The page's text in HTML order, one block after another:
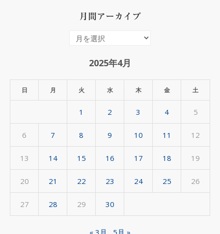
月間アーカイブ
イ
2025年4月
日 月 火 水 木 金 土
1 2 3 4 5
6 7 8 9 10 11 12
13 14 15 16 17 18 19
20 21 22 23 24 25 26
27 28 29 30